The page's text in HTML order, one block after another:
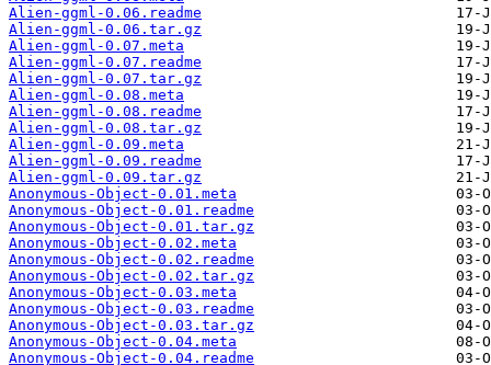
Alien-ggml-0.06.readme
Alien-ggml-0.06.tar.gz
Alien-ggml-0.07.meta
Alien-ggml-0.07.readme
Alien-ggml-0.07.tar.gz
Alien-ggml-0.08.meta
Alien-ggml-0.08.readme
Alien-ggml-0.08.tar.gz
Alien-ggml-0.09.meta
Alien-ggml-0.09.readme
Alien-ggml-0.09.tar.gz
Anonymous-Object-0.01.meta
Anonymous-Object-0.01.readme
Anonymous-Object-0.01.tar.gz
Anonymous-Object-0.02.meta
Anonymous-Object-0.02.readme
Anonymous-Object-0.02.tar.gz
Anonymous-Object-0.03.meta
Anonymous-Object-0.03.readme
Anonymous-Object-0.03.tar.gz
Anonymous-Object-0.04.meta
Anonymous-Object-0.04.readme